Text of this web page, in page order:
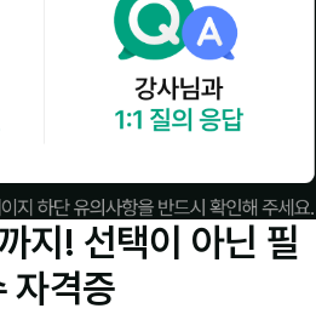
지! 선택이 아닌 필
자격증